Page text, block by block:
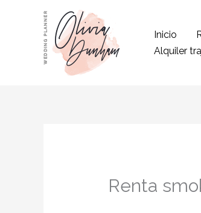
contenido
Inicio
Alquiler
Renta